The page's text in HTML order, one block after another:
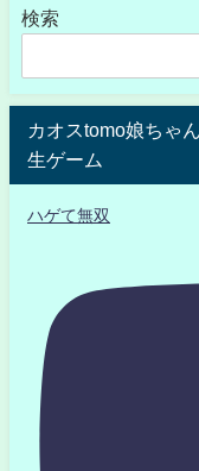
検索
カオスtomo娘ちゃ
生ゲーム
ハゲて無双